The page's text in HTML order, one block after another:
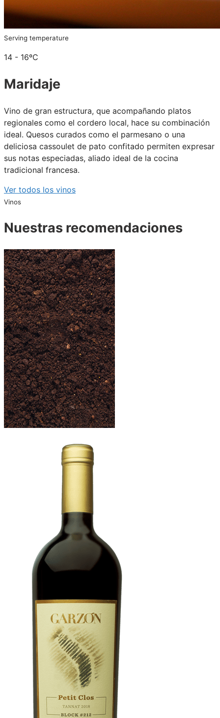
Serving temperature
14 - 16ºC
Maridaje
Vino de gran estructura, que acompañando platos
regionales como el cordero local, hace su combinación
ideal. Quesos curados como el parmesano o una
deliciosa cassoulet de pato confitado permiten expresar
sus notas especiadas, aliado ideal de la cocina
tradicional francesa.
Ver todos los vinos
Vinos
Nuestras recomendaciones